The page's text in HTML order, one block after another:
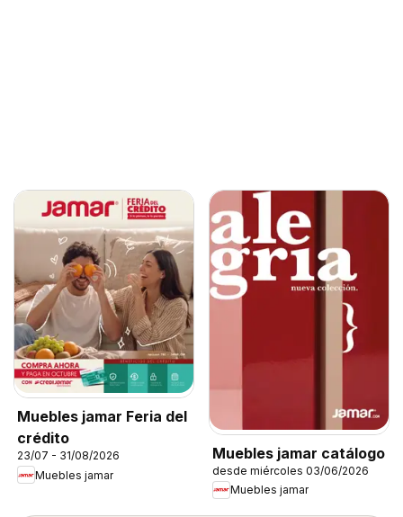
Muebles jamar Feria del
crédito
23/07 - 31/08/2026
Muebles jamar
Muebles jamar catálogo
desde miércoles 03/06/2026
Muebles jamar